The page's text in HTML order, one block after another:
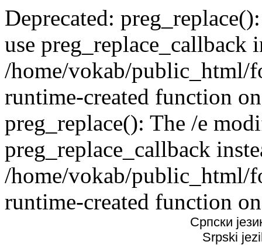
Deprecated:
use preg_replace_callback
/home/vokab/public_html/
runtime-created function
preg_replace(): The /e
preg_replace_callback
/home/vokab/public_html/
runtime-created function
Српски
Srpski